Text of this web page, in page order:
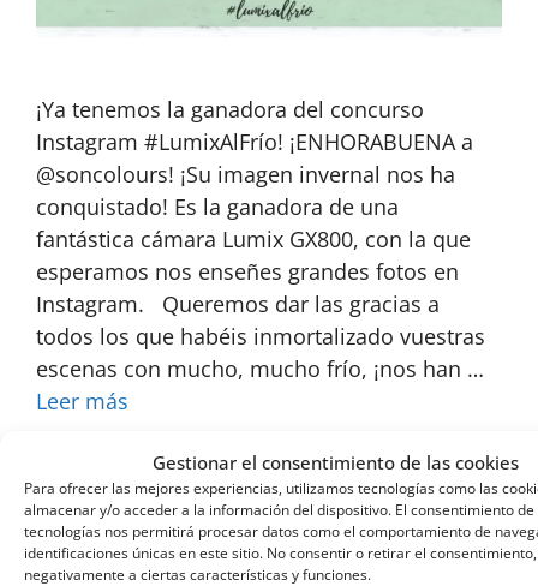
Gestionar el consentimiento de las cookies
Para ofrecer las mejores experiencias, utilizamos tecnologías como las
almacenar y/o acceder a la información del dispositivo. El consentimiento de
tecnologías nos permitirá procesar datos como el comportamiento de
identificaciones únicas en este sitio. No consentir o retirar el
negativamente a ciertas características y funciones.
¡Ya tenemos la ganadora del concurso
Instagram #LumixAlFrío! ¡ENHORABUENA a
@soncolours! ¡Su imagen invernal nos ha
conquistado! Es la ganadora de una
fantástica cámara Lumix GX800, con la que
esperamos nos enseñes grandes fotos en
Instagram. Queremos dar las gracias a
todos los que habéis inmortalizado vuestras
escenas con mucho, mucho frío, ¡nos han …
Leer más
Blog